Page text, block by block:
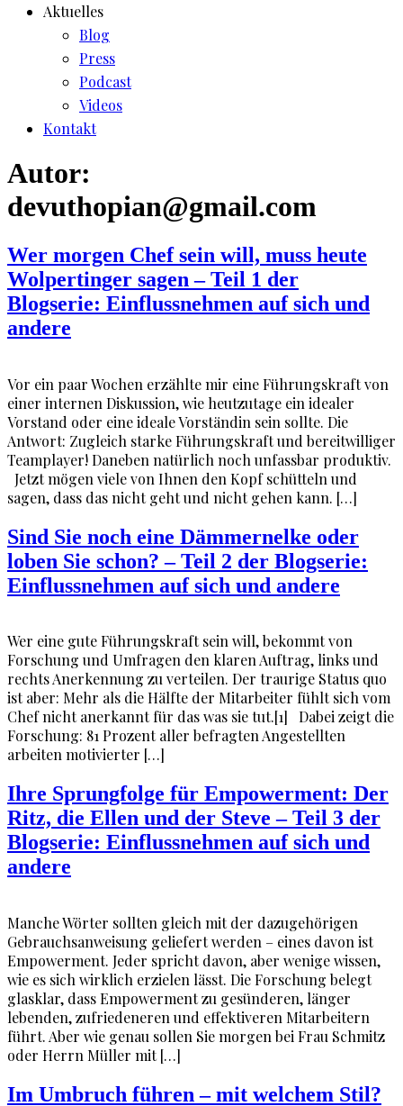
Aktuelles
Blog
Press
Podcast
Videos
Kontakt
Autor:
devuthopian@gmail.com
Wer morgen Chef sein will, muss heute
Wolpertinger sagen – Teil 1 der
Blogserie: Einflussnehmen auf sich und
andere
Vor ein paar Wochen erzählte mir eine Führungskraft von
einer internen Diskussion, wie heutzutage ein idealer
Vorstand oder eine ideale Vorständin sein sollte. Die
Antwort: Zugleich starke Führungskraft und bereitwilliger
Teamplayer! Daneben natürlich noch unfassbar produktiv.
Jetzt mögen viele von Ihnen den Kopf schütteln und
sagen, dass das nicht geht und nicht gehen kann. […]
Sind Sie noch eine Dämmernelke oder
loben Sie schon? – Teil 2 der Blogserie:
Einflussnehmen auf sich und andere
Wer eine gute Führungskraft sein will, bekommt von
Forschung und Umfragen den klaren Auftrag, links und
rechts Anerkennung zu verteilen. Der traurige Status quo
ist aber: Mehr als die Hälfte der Mitarbeiter fühlt sich vom
Chef nicht anerkannt für das was sie tut.[1] Dabei zeigt die
Forschung: 81 Prozent aller befragten Angestellten
arbeiten motivierter […]
Ihre Sprungfolge für Empowerment: Der
Ritz, die Ellen und der Steve – Teil 3 der
Blogserie: Einflussnehmen auf sich und
andere
Manche Wörter sollten gleich mit der dazugehörigen
Gebrauchsanweisung geliefert werden – eines davon ist
Empowerment. Jeder spricht davon, aber wenige wissen,
wie es sich wirklich erzielen lässt. Die Forschung belegt
glasklar, dass Empowerment zu gesünderen, länger
lebenden, zufriedeneren und effektiveren Mitarbeitern
führt. Aber wie genau sollen Sie morgen bei Frau Schmitz
oder Herrn Müller mit […]
Im Umbruch führen – mit welchem Stil?